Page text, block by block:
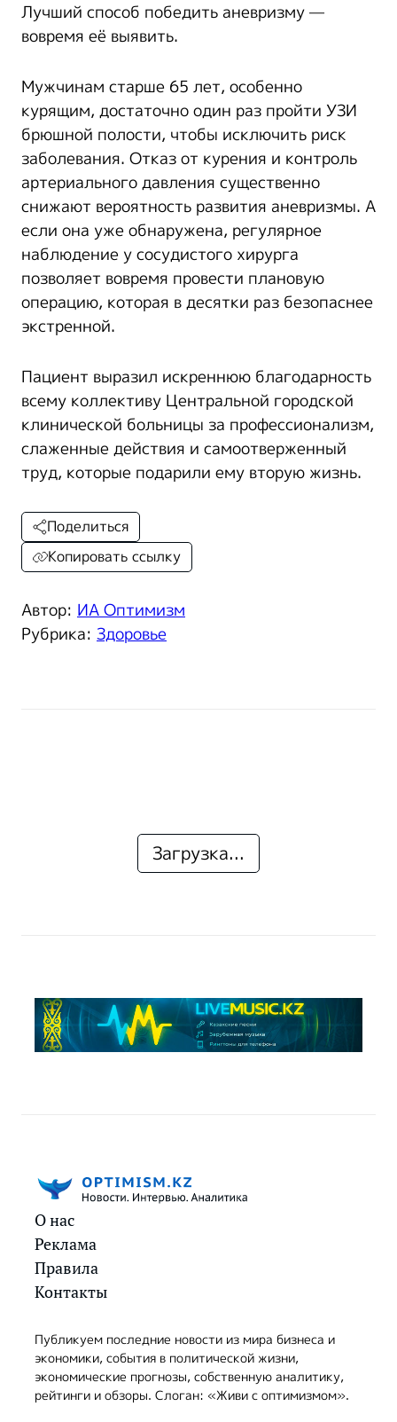
Лучший способ победить аневризму —
вовремя её выявить.
Мужчинам старше 65 лет, особенно
курящим, достаточно один раз пройти УЗИ
брюшной полости, чтобы исключить риск
заболевания. Отказ от курения и контроль
артериального давления существенно
снижают вероятность развития аневризмы. А
если она уже обнаружена, регулярное
наблюдение у сосудистого хирурга
позволяет вовремя провести плановую
операцию, которая в десятки раз безопаснее
экстренной.
Пациент выразил искреннюю благодарность
всему коллективу Центральной городской
клинической больницы за профессионализм,
слаженные действия и самоотверженный
труд, которые подарили ему вторую жизнь.
Автор: ИА Оптимизм
Рубрика: Здоровье
Поделиться
Копировать ссылку
Загрузка...
О нас
Реклама
Правила
Контакты
Публикуем последние новости из мира бизнеса и
экономики, события в политической жизни,
экономические прогнозы, собственную аналитику,
рейтинги и обзоры. Слоган: «Живи с оптимизмом».